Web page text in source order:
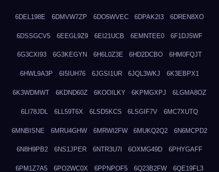
6DEL198E 6DMVW7ZP 6DO5WVEC 6DPAK2I3 6DREN8XO
6DSSGCV5 6EEGL9Z9 6EI21UCB 6EMNTEE0 6F1DJ5WF
6G3CXI93 6G3KEGYN 6H6L0Z3E 6HD2DCBO 6HM0FQJT
6HWL9A3P 6I5IUH76 6JGSI1UR 6JQL3WKJ 6K3EBPX1
6K3WDMWT 6KDND60Z 6KOOILKY 6KPMGXPJ 6LGMA8OZ
6LI78JDL 6LL59T6X 6LSD5KCS 6LSGIF7V 6MC7XUTQ
6MNBISNE 6MRU4GHW 6MRWI2FW 6MUKQ2Q2 6N6MCPD2
6N8H9PB2 6NS1JPER 6NTR3U7I 6OXMG49D 6PHYGAFF
6PM1Z7A5 6PO2WC0X 6PPNPOF5 6Q23B2FW 6QE19FL3